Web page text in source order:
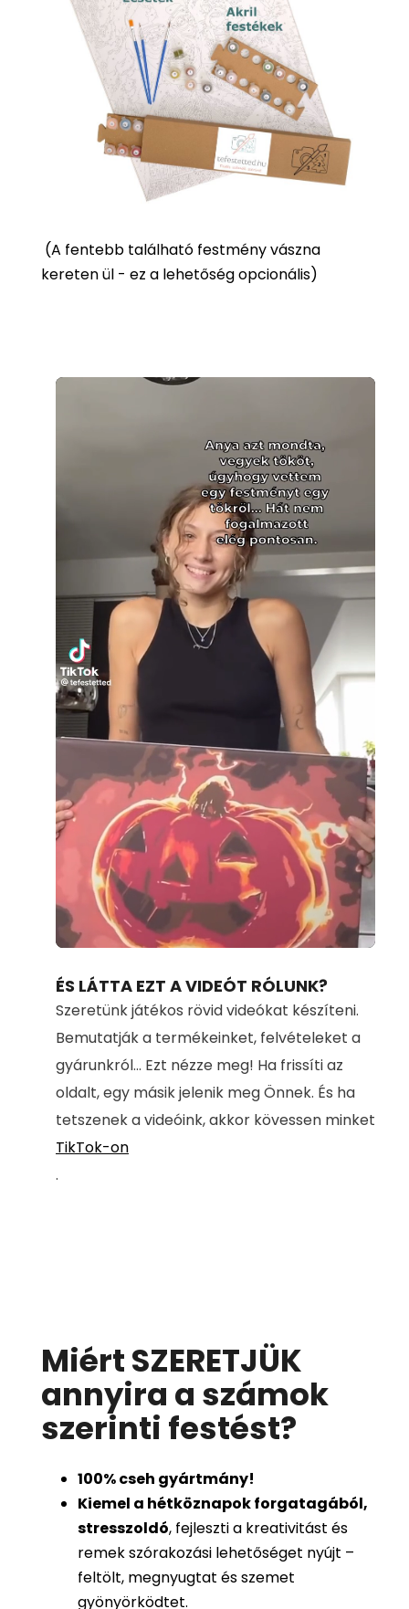
(A fentebb található festmény vászna
kereten ül - ez a lehetőség opcionális)
Unmute Loaded:
100.00%
ÉS LÁTTA EZT A VIDEÓT RÓLUNK?
Szeretünk játékos rövid videókat készíteni.
Bemutatják a termékeinket, felvételeket a
gyárunkról... Ezt nézze meg! Ha frissíti az
oldalt, egy másik jelenik meg Önnek. És ha
tetszenek a videóink, akkor kövessen minket
TikTok-on
.
Miért SZERETJÜK
annyira a számok
szerinti festést?
100%cseh gyártmány!
Kiemel a hétköznapok forgatagából,
stresszoldó, fejleszti a kreativitást és
remek szórakozási lehetőséget nyújt –
feltölt, megnyugtat és szemet
gyönyörködtet.